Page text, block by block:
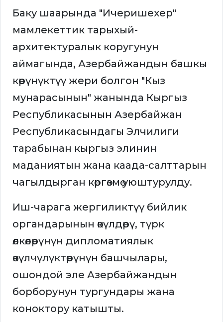
Баку шаарында "Ичеришехер"
мамлекеттик тарыхый-
архитектуралык коругунун
аймагында, Азербайжандын башкы
көрүнүктүү жери болгон "Кыз
мунарасынын" жанында Кыргыз
Республикасынын Азербайжан
Республикасындагы Элчилиги
тарабынан кыргыз элинин
маданиятын жана каада-салттарын
чагылдырган көргөзмө уюштурулду.
Иш-чарага жергиликтүү бийлик
органдарынын өкүлдөрү, түрк
өлкөлөрүнүн дипломатиялык
өкүлчүлүктөрүнүн башчылары,
ошондой эле Азербайжандын
борборунун тургундары жана
коноктору катышты.